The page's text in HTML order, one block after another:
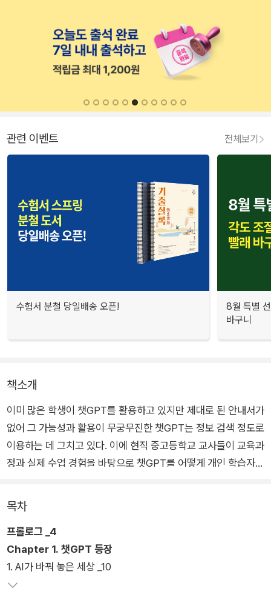
관련 이벤트 전체보기
수험서 분철 당일배송 오픈!
8월 특별
바구니
책소개
이미 많은 학생이 챗GPT를 활용하고 있지만 제대로 된 안내서가
없어 그 가능성과 활용이 무궁무진한 챗GPT는 정보 검색 정도로
이용하는 데 그치고 있다. 이에 현직 중고등학교 교사들이 교육과
정과 실제 수업 경험을 바탕으로 챗GPT를 어떻게 개인 학습자의
습과 수행평가, 탐구보고서 작성까지 활용할 수 있도록 안내한다.
특히 학생이 직접 질문하고 답을 응용할 수 있도록 과목별 프롬프
트를 제공하여 챗GPT를 활용한 일대일 맞춤형 공부가 가능하도
록 소개한다. 국어, 영어, 수학 주요 과목뿐만 아니라 사회, 과학
탐구 과목까지 전 과목의 개념 이해·문제 풀이·탐구하는 방법을
목차
프롤로그 _4
Chapter 1. 챗GPT 등장
1. AI가 바꿔 놓은 세상 _10